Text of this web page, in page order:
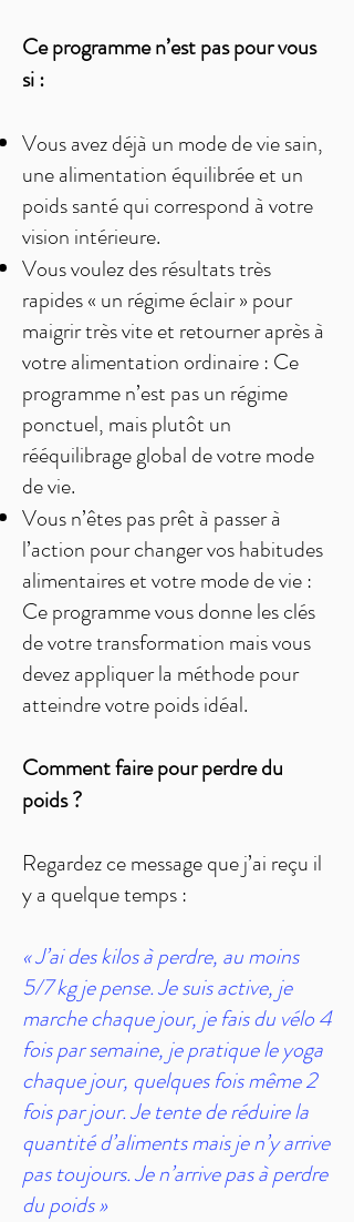
Ce programme n’est pas pour vous
si :
Vous avez déjà un mode de vie sain,
une alimentation équilibrée et un
poids santé qui correspond à votre
vision intérieure.
Vous voulez des résultats très
rapides « un régime éclair » pour
maigrir très vite et retourner après à
votre alimentation ordinaire : Ce
programme n’est pas un régime
ponctuel, mais plutôt un
rééquilibrage global de votre mode
de vie.
Vous n’êtes pas prêt à passer à
l’action pour changer vos habitudes
alimentaires et votre mode de vie :
Ce programme vous donne les clés
de votre transformation mais vous
devez appliquer la méthode pour
atteindre votre poids idéal.
Comment faire pour perdre du
poids ?
Regardez ce message que j’ai reçu il
y a quelque temps :
« J’ai des kilos à perdre, au moins
5/7 kg je pense. Je suis active, je
marche chaque jour, je fais du vélo 4
fois par semaine, je pratique le yoga
chaque jour, quelques fois même 2
fois par jour. Je tente de réduire la
quantité d’aliments mais je n’y arrive
pas toujours. Je n’arrive pas à perdre
du poids »